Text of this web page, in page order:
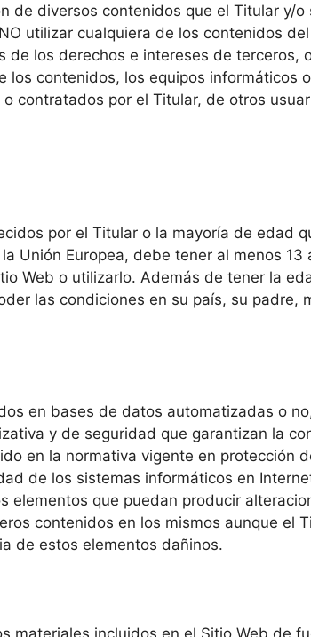
de diversos contenidos que el Titular y/
utilizar cualquiera de los contenidos
los derechos e intereses de terceros,
contenidos, los equipos informáticos
contratados por el Titular, de otros
por el Titular o la mayoría de edad
Unión Europea, debe tener al menos
Web o utilizarlo. Además de tener la
las condiciones en su país, su padre,
en bases de datos automatizadas o
y de seguridad que garantizan la
en la normativa vigente en protección
de los sistemas informáticos en
que puedan producir
contenidos en los mismos aunque el
de estos elementos dañinos.
materiales incluidos en el Sitio Web de